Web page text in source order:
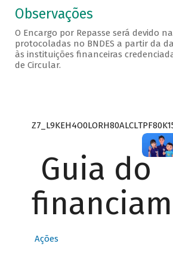
Observações
O Encargo por Repasse será devido
protocoladas no BNDES a partir da
às instituições financeiras
de Circular.
Guia do
Ações